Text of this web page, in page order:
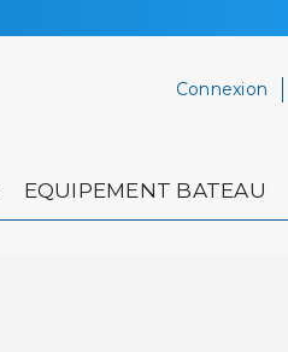
Connexion
EQUIPEMENT BATEAU